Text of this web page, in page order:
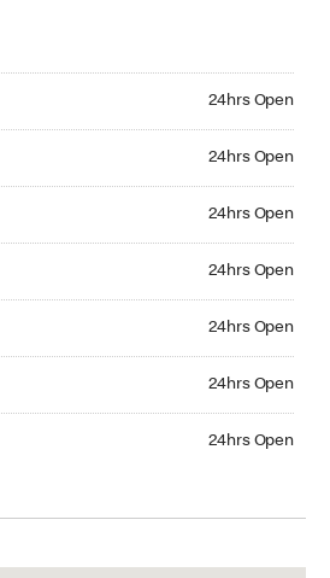
24hrs Open
24hrs Open
24hrs Open
24hrs Open
24hrs Open
24hrs Open
24hrs Open